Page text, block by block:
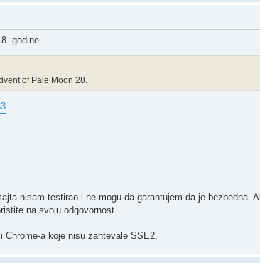
godine.
of Pale Moon 28.
nisam testirao i ne mogu da garantujem da je bezbedna.
na svoju odgovornost.
a koje nisu zahtevale SSE2.